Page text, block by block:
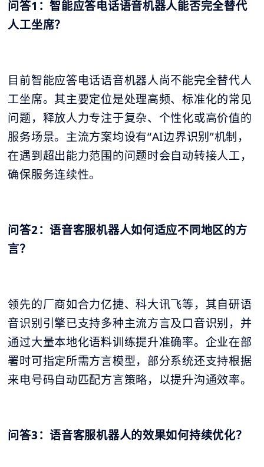
问答1：智能应答电话语音机器人能否完全替代
人工坐席？
目前智能应答电话语音机器人尚不能完全替代人
工坐席。其主要定位是处理高频、标准化的常见
问题，释放人力专注于复杂、个性化或高价值的
服务场景。主流方案均设有“AI边界识别”机制，
在遇到超出能力范围的问题时会自动转接人工，
确保服务连续性。
问答2：语音客服机器人如何适应不同地区的方
言？
领先的厂商如合力亿捷、科大讯飞等，其自研语
音识别引擎已支持多种主流方言及口音识别，并
通过大量本地化语料训练提升准确率。企业在部
署时可指定所需方言模型，部分系统还支持根据
来电号码自动匹配方言策略，以提升沟通效率。
问答3：语音客服机器人的效果如何持续优化？